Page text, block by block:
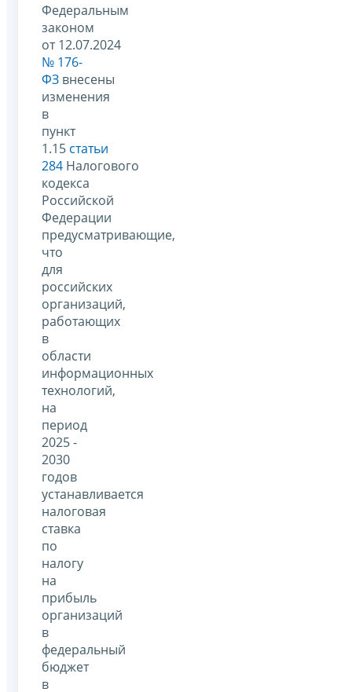
Федеральным
законом
от 12.07.2024
№ 176-
ФЗ внесены
изменения
в
пункт
1.15 статьи
284 Налогового
кодекса
Российской
Федерации
предусматривающие,
что
для
российских
организаций,
работающих
в
области
информационных
технологий,
на
период
2025 -
2030
годов
устанавливается
налоговая
ставка
по
налогу
на
прибыль
организаций
в
федеральный
бюджет
в